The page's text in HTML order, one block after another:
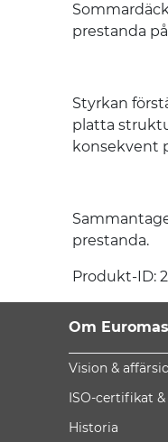
prestanda
Styrkan
platta
konsekvent
prestanda.
Produkt-ID:
Om
Vision &
ISO-certifikat
Historia